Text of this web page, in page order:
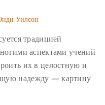
Уилсон
традицией
аспектами учений
их в целостную и
надежду — картину